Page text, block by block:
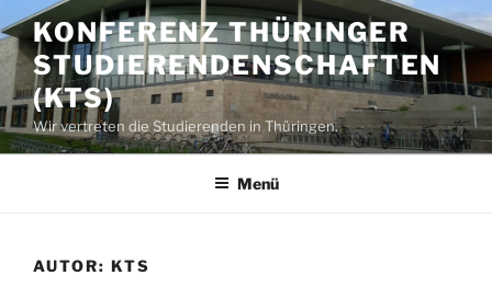
Zum
Inhalt
springen
KONFERENZ THÜRINGER
STUDIERENDENSCHAFTEN
(KTS)
Wir vertreten die Studierenden in Thüringen.
Menü
AUTOR: KTS